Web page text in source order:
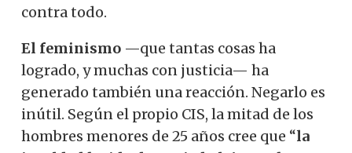
contra todo.
El feminismo —que tantas cosas ha
logrado, y muchas con justicia— ha
generado también una reacción. Negarlo es
inútil. Según el propio CIS, la mitad de los
hombres menores de 25 años cree que “la